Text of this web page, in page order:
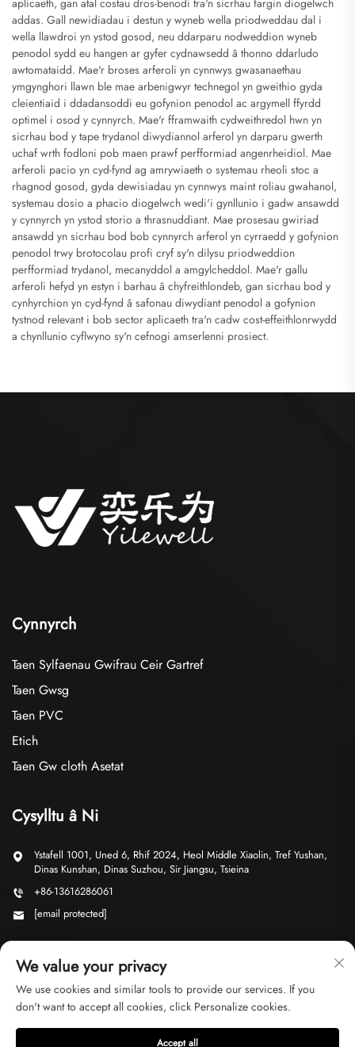
addas. Gall newidiadau i destun y wyneb wella priodweddau dal i
wella llawdroi yn ystod gosod, neu ddarparu nodweddion wyneb
penodol sydd eu hangen ar gyfer cydnawsedd â thonno ddarludo
awtomataidd. Mae'r broses arferoli yn cynnwys gwasanaethau
ymgynghori llawn ble mae arbenigwyr technegol yn gweithio gyda
cleientiaid i ddadansoddi eu gofynion penodol ac argymell ffyrdd
optimel i osod y cynnyrch. Mae'r fframwaith cydweithredol hwn yn
sicrhau bod y tape trydanol diwydiannol arferol yn darparu gwerth
uchaf wrth fodloni pob maen prawf perfformiad angenrheidiol. Mae
arferoli pacio yn cyd-fynd ag amrywiaeth o systemau rheoli stoc a
rhagnod gosod, gyda dewisiadau yn cynnwys maint roliau gwahanol,
systemau dosio a phacio diogelwch wedi'i gynllunio i gadw ansawdd
y cynnyrch yn ystod storio a thrasnuddiant. Mae prosesau gwiriad
ansawdd yn sicrhau bod bob cynnyrch arferol yn cyrraedd y gofynion
penodol trwy brotocolau profi cryf sy'n dilysu priodweddion
perfformiad trydanol, mecanyddol a amgylcheddol. Mae'r gallu
arferoli hefyd yn estyn i barhau â chyfreithlondeb, gan sicrhau bod y
cynhyrchion yn cyd-fynd â safonau diwydiant penodol a gofynion
tystnod relevant i bob sector aplicaeth tra'n cadw cost-effeithlonrwydd
a chynllunio cyflwyno sy'n cefnogi amserlenni prosiect.
Cynnyrch
Taen Sylfaenau Gwifrau Ceir Gartref
Taen Gwsg
Taen PVC
Etich
Taen Gw cloth Asetat
Cysylltu â Ni
Ystafell 1001, Uned 6, Rhif 2024, Heol Middle Xiaolin, Tref Yushan,
Dinas Kunshan, Dinas Suzhou, Sir Jiangsu, Tsieina
+86-13616286061
[email protected]
Hawlfraint © 2026 Cwmni Masnach Suzhou Ji Yu, Cyf. Cedwir pob hawl
Polisi Preifatrwydd
We value your privacy
We use cookies and similar tools to provide our services. If you
don't want to accept all cookies, click Personalize cookies.
Accept all